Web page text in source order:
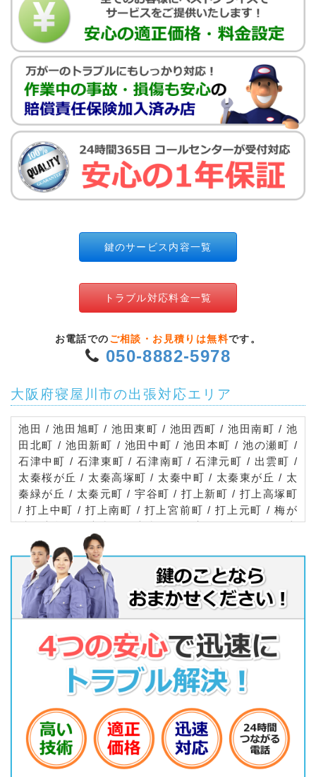
鍵のサービス内容一覧
トラブル対応料金一覧
お電話での ご相談・お見積りは無料です。
050-8882-5978
大阪府寝屋川市の出張対応エリア
池田 / 池田旭町 / 池田東町 / 池田西町 / 池田南町 / 池
田北町 / 池田新町 / 池田中町 / 池田本町 / 池の瀬町 /
石津中町 / 石津東町 / 石津南町 / 石津元町 / 出雲町 /
太秦桜が丘 / 太秦高塚町 / 太秦中町 / 太秦東が丘 / 太
秦緑が丘 / 太秦元町 / 宇谷町 / 打上新町 / 打上高塚町
/ 打上中町 / 打上南町 / 打上宮前町 / 打上元町 / 梅が
丘 / 大谷町 / 大利町 / 大利元町 / 音羽町 / 春日町 / 上
神田 / 萱島桜園町 / 萱島信和町 / 萱島本町 / 萱島南町
/ 萱島東 / 川勝町 / 河北中町 / 河北東町 / 河北西町 /
菅相塚町 / 北大利町 / 木田町 / 木田元宮 / 楠根南町 /
楠根北町 / 葛原 / 葛原新町 / 国松町 / 黒原旭町 / 黒原
新町 / 黒原城内町 / 黒原橘町 / 香里新町 / 香里本通町
/ 香里西之町 / 香里南之町 / 香里北之町 / 郡元町 / 寿
町 / 木屋町 / 木屋元町 / 幸町 / 境橋町 / 桜木町 / 讃良
東町 / 讃良西町 / 清水町 / 点野 / 下神田町 / 下木田町
/ 昭栄町 / 小路北町 / 小路南町 / 新家 / 末広町 / 成美
町 / 大成町 / 田井町 / 田井西町 / 太間町 / 太間東町 /
柳 / 高柳栄町 / 宝町 / 長栄寺町 / 対馬江東町 / 対馬江
西町 / 豊里町 / 豊野町 / 中神田町 / 中木田町 / 成田東
が丘 / 成田東町 / 成田西町 / 成田南町 / 成田町 / 南水
苑町 / 錦町 / 日新町 / 仁和寺町 / 仁和寺本町 / 寝屋 /